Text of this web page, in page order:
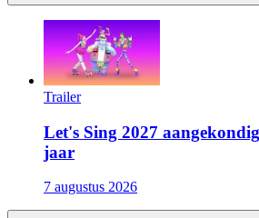
Trailer
Let's Sing 2027
jaar
7 augustus 2026